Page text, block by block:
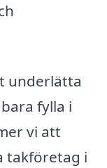
underlätta
fylla i
vi att
takföretag i